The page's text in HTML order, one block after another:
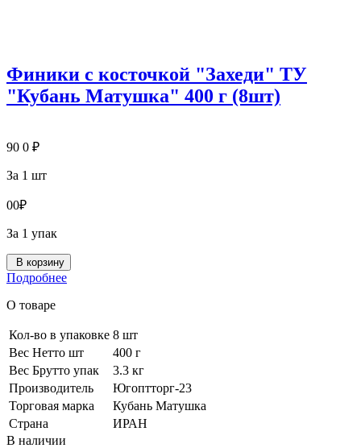
Финики с косточкой "Захеди" ТУ
"Кубань Матушка" 400 г (8шт)
90 0 ₽
За 1 шт
00₽
За 1 упак
В корзину
Подробнее
О товаре
Кол-во в упаковке 8 шт
Вес Нетто шт
400 г
Вес Брутто упак
3.3 кг
Производитель
Югоптторг-23
Торговая марка
Кубань Матушка
Страна
ИРАН
В наличии